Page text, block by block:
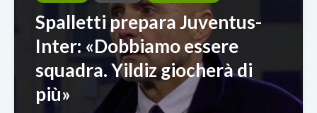
Spalletti prepara Juventus-
Inter: «Dobbiamo essere
squadra. Yildiz giocherà di
più»